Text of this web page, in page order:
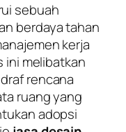
sebuah
berdaya tahan
kerja
ini melibatkan
rencana
ruang yang
adopsi